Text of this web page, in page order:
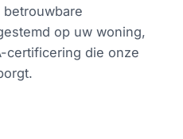
op uw woning,
certificering die onze